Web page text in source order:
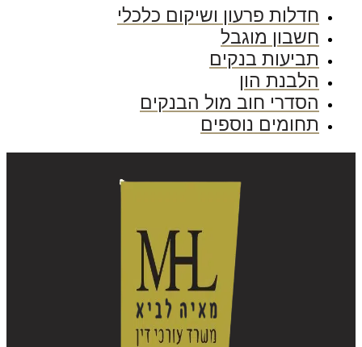
חדלות פרעון ושיקום כלכלי
חשבון מוגבל
תביעות בנקים
הלבנת הון
הסדרי חוב מול הבנקים
תחומים נוספים